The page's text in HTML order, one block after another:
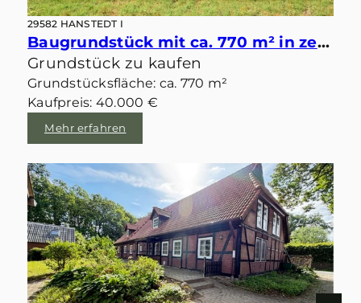
29582 HANSTEDT I
Baugrundstück mit ca. 770 m² in zentraler idyllischer Lage von Velgen
Grundstück zu kaufen
Grundstücksfläche: ca. 770 m²
Kaufpreis: 40.000 €
Mehr erfahren